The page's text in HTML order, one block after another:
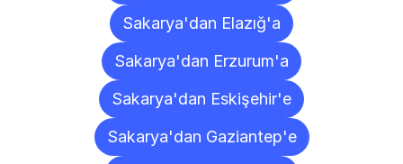
Sakarya'dan Elazığ'a
Sakarya'dan Erzurum'a
Sakarya'dan Eskişehir'e
Sakarya'dan Gaziantep'e